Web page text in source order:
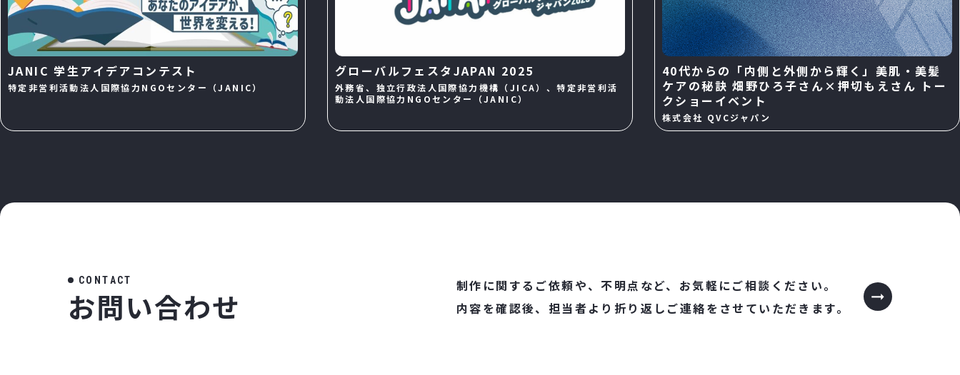
JANIC 学生アイデアコンテスト
特定非営利活動法人国際協力NGOセンター（JANIC）
グローバルフェスタJAPAN 2025
外務省、独立行政法人国際協力機構（JICA）、特定非営利活
動法人国際協力NGOセンター（JANIC）
40代からの「内側と外側から輝く」美肌・美髪
ケアの秘訣 畑野ひろ子さん×押切もえさん トー
クショーイベント
株式会社 QVCジャパン
CO NTACT
お問い合わせ
制作に関するご依頼や、不明点など、 お気軽にご相談ください。
内容を確認後、担当者より 折り返しご連絡をさせていただきます。